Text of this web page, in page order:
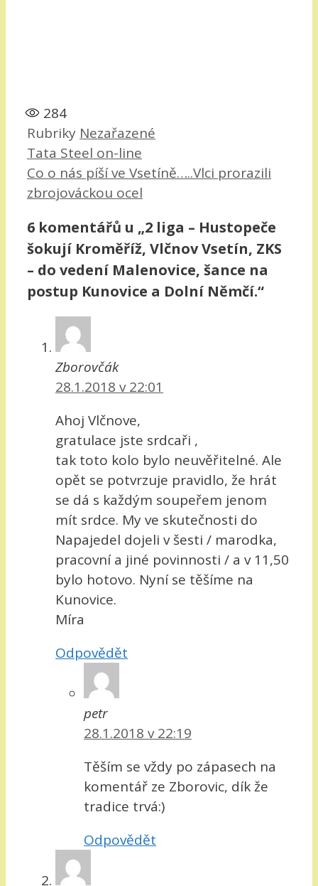
284
Rubriky Nezařazené
Tata Steel on-line
Co o nás píší ve Vsetíně…..Vlci prorazili
zbrojováckou ocel
6 komentářů u „2 liga – Hustopeče
šokují Kroměříž, Vlčnov Vsetín, ZKS
– do vedení Malenovice, šance na
postup Kunovice a Dolní Němčí.“
Zborovčák
28.1.2018 v 22:01
Ahoj Vlčnove,
gratulace jste srdcaři ,
tak toto kolo bylo neuvěřitelné. Ale
opět se potvrzuje pravidlo, že hrát
se dá s každým soupeřem jenom
mít srdce. My ve skutečnosti do
Napajedel dojeli v šesti / marodka,
pracovní a jiné povinnosti / a v 11,50
bylo hotovo. Nyní se těšíme na
Kunovice.
Míra
Odpovědět
petr
28.1.2018 v 22:19
Těším se vždy po zápasech na
komentář ze Zborovic, dík že
tradice trvá:)
Odpovědět